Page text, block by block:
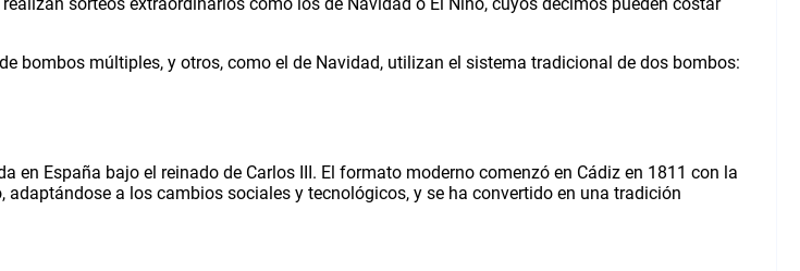
bombos múltiples, y otros, como el de Navidad, utilizan el sistema tradicional de dos bombos:
España bajo el reinado de Carlos III. El formato moderno comenzó en Cádiz en 1811 con la
a los cambios sociales y tecnológicos, y se ha convertido en una tradición